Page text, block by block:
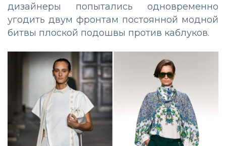
дизайнеры попытались одновременно
угодить двум фронтам постоянной модной
битвы плоской подошвы против каблуков.